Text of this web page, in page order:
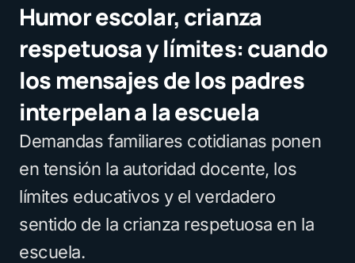
Humor escolar, crianza
respetuosa y límites: cuando
los mensajes de los padres
interpelan a la escuela
Demandas familiares cotidianas ponen
en tensión la autoridad docente, los
límites educativos y el verdadero
sentido de la crianza respetuosa en la
escuela.